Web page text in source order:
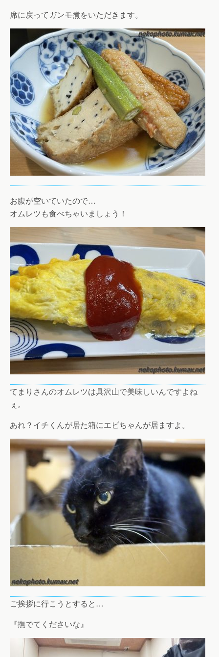
席に戻ってガンモ煮をいただきます。
お腹が空いていたので…
オムレツも食べちゃいましょう！
てまりさんのオムレツは具沢山で美味しいんですよね
ぇ。
あれ？イチくんが居た箱にエビちゃんが居ますよ。
ご挨拶に行こうとすると…
『撫でてくださいな』